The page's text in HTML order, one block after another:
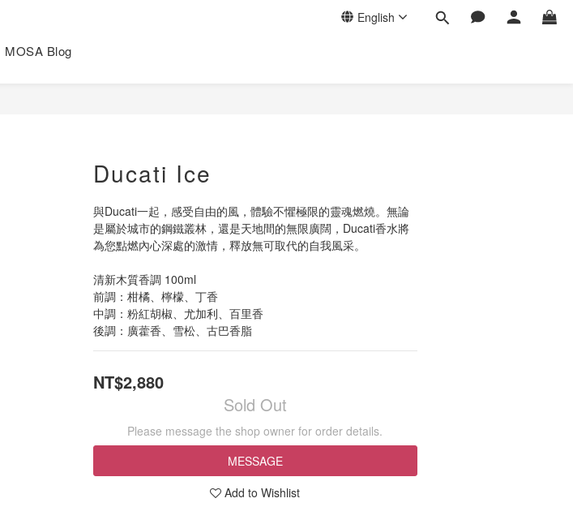
English
MOSA Blog
Ducati Ice
與Ducati一起，感受自由的風，體驗不懼極限的靈魂燃燒。無論
是屬於城市的鋼鐵叢林，還是天地間的無限廣闊，Ducati香水將
為您點燃內心深處的激情，釋放無可取代的自我風采。
清新木質香調 100ml
前調：柑橘、檸檬、丁香
中調：粉紅胡椒、尤加利、百里香
後調：廣藿香、雪松、古巴香脂
NT$2,880
Sold Out
Please message the shop owner for order details.
MESSAGE
Add to Wishlist